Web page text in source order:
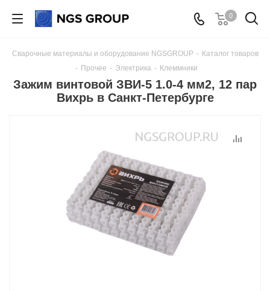
0
Сварочные материалы и оборудование NGSGROUP - Каталог товаров
- Прочее - Электрика - Клеммники
Зажим винтовой ЗВИ-5 1.0-4 мм2, 12 пар
Вихрь в Санкт-Петербурге